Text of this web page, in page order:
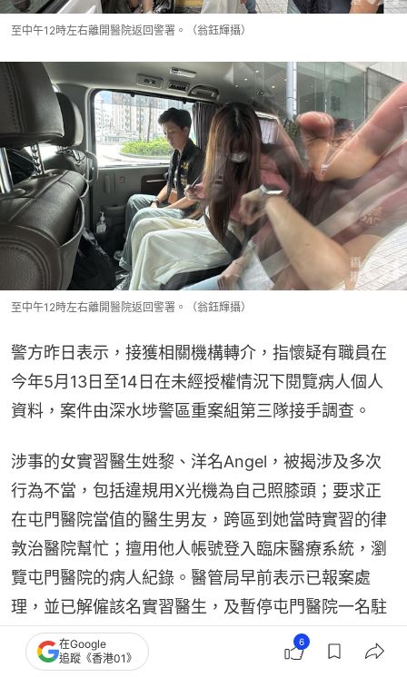
至中午12時左右離開醫院返回警署。（翁鈺輝攝）
至中午12時左右離開醫院返回警署。（翁鈺輝攝）
警方昨日表示，接獲相關機構轉介，指懷疑有職員在
今年5月13日至14日在未經授權情況下閱覽病人個人
資料，案件由深水埗警區重案組第三隊接手調查。
涉事的女實習醫生姓黎、洋名Angel，被揭涉及多次
行為不當，包括違規用X光機為自己照膝頭；要求正
在屯門醫院當值的醫生男友，跨區到她當時實習的律
敦治醫院幫忙；擅用他人帳號登入臨床醫療系統，瀏
覽屯門醫院的病人紀錄。醫管局早前表示已報案處
理，並已解僱該名實習醫生，及暫停屯門醫院一名駐
院醫生的臨床工作。
在Google
追蹤《香港01》
6